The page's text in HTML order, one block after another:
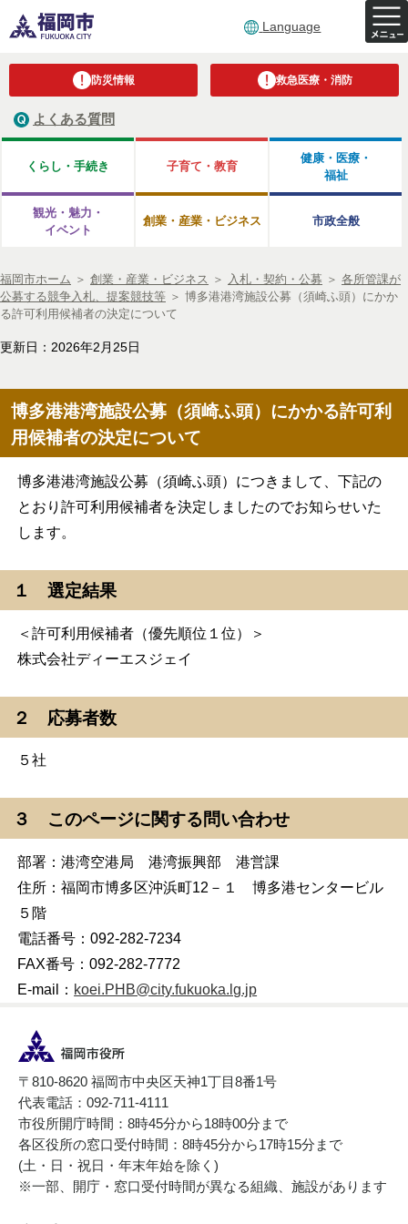
Language
防災情報 救急医療・消防
よくある質問
くらし・手続き 子育て・教育
健康・医療・
福祉
観光・魅力・
イベント
創業・産業・ビジネス 市政全般
福岡市ホーム ＞ 創業・産業・ビジネス ＞ 入札・契約・公募 ＞ 各所管課が
公募する競争入札、提案競技等 ＞ 博多港港湾施設公募（須崎ふ頭）にかか
る許可利用候補者の決定について
更新日：2026年2月25日
博多港港湾施設公募（須崎ふ頭）にかかる許可利
用候補者の決定について
博多港港湾施設公募（須崎ふ頭）につきまして、下記の
とおり許可利用候補者を決定しましたのでお知らせいた
します。
１ 選定結果
＜許可利用候補者（優先順位１位）＞
株式会社ディーエスジェイ
２ 応募者数
５社
３ このページに関する問い合わせ
部署：港湾空港局 港湾振興部 港営課
住所：福岡市博多区沖浜町12－１ 博多港センタービル
５階
電話番号：092-282-7234
FAX番号：092-282-7772
E-mail： koei.PHB@city.fukuoka.lg.jp
〒810-8620 福岡市中央区天神1丁目8番1号
代表電話：092-711-4111
市役所開庁時間：8時45分から18時00分まで
各区役所の窓口受付時間：8時45分から17時15分まで
(土・日・祝日・年末年始を除く)
※一部、開庁・窓口受付時間が異なる組織、施設があります